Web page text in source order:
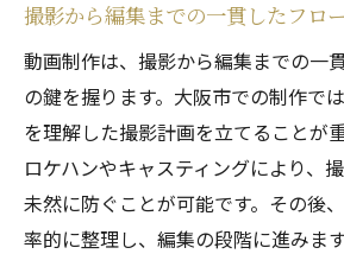
撮影から編集までの一貫したフロ
動画制作は、撮影から編集までの一
の鍵を握ります。大阪市での制作で
を理解した撮影計画を立てることが
ロケハンやキャスティングにより、
未然に防ぐことが可能です。その後
率的に整理し、編集の段階に進みま